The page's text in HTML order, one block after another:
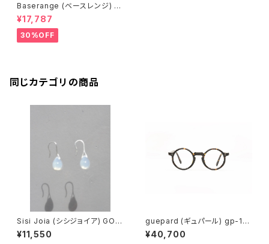
Baserange (ベースレンジ) M
AX TOP (Loam Brown)
¥17,787
30%OFF
同じカテゴリの商品
Sisi Joia (シシジョイア) GOT
A Mini earrings (Opaline w
hite)
¥11,550
guepard (ギュパール) gp-11
ecaille (clear lens) メガネ
¥40,700